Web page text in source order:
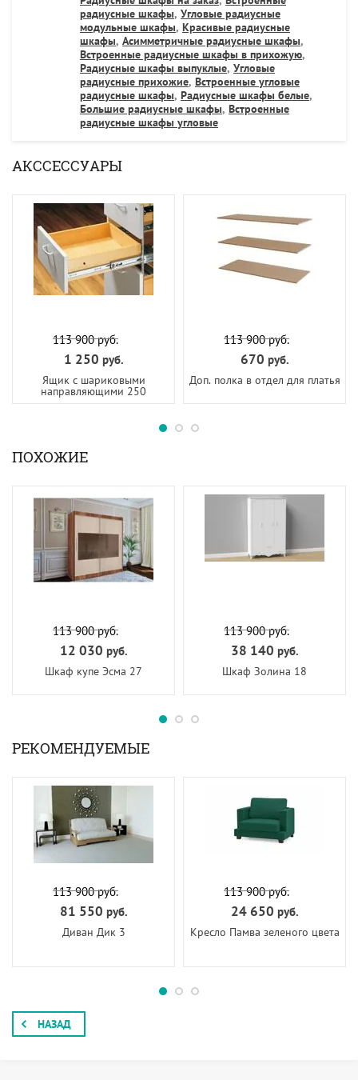
радиусные шкафы, Угловые радиусные
модульные шкафы, Красивые радиусные
шкафы, Асимметричные радиусные шкафы,
Встроенные радиусные шкафы в прихожую,
Радиусные шкафы выпуклые, Угловые
радиусные прихожие, Встроенные угловые
радиусные шкафы, Радиусные шкафы белые,
Большие радиусные шкафы, Встроенные
радиусные шкафы угловые
АКССЕССУАРЫ
113 900руб.
1 250 руб.
Ящик с шариковыми
направляющими 250
113 900руб.
670 руб.
Доп. полка в отдел для платья
ПОХОЖИЕ
113 900руб.
12 030 руб.
Шкаф купе Эсма 27
113 900руб.
38 140 руб.
Шкаф Золина 18
РЕКОМЕНДУЕМЫЕ
113 900руб.
81 550 руб.
Диван Дик 3
113 900руб.
24 650 руб.
Кресло Памва зеленого цвета
НАЗАД